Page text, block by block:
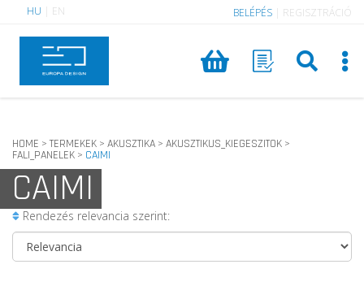
HU EN BELÉPÉS REGISZTRÁCIÓ
HOME > TERMEKEK > AKUSZTIKA > AKUSZTIKUS_KIEGESZITOK >
FALI_PANELEK > CAIMI
CAIMI
Rendezés relevancia szerint: